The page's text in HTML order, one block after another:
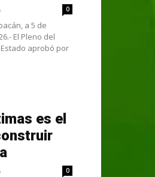
0
a 5 de
El Pleno del
aprobó por
es el
0